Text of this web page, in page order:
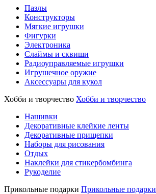
Пазлы
Конструкторы
Мягкие игрушки
Фигурки
Электроника
Слаймы и сквиши
Радиоуправляемые игрушки
Игрушечное оружие
Аксессуары для кукол
Хобби и творчество Хобби и творчество
Нашивки
Декоративные клейкие ленты
Декоративные прищепки
Наборы для рисования
Отдых
Наклейки для стикербомбинга
Рукоделие
Прикольные подарки Прикольные подарки